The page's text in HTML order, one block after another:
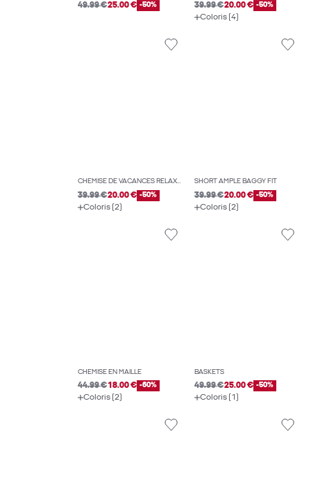
49.99 €25.00 € -50% 39.99 €20.00 € -50%
Coloris (4)
CHEMISE DE VACANCES RELAXED FIT
39.99 €20.00 € -50%
Coloris (2)
SHORT AMPLE BAGGY FIT
39.99 €20.00 € -50%
Coloris (2)
CHEMISE EN MAILLE
44.99 €18.00 € -60%
Coloris (2)
BASKETS
49.99 €25.00 € -50%
Coloris (1)